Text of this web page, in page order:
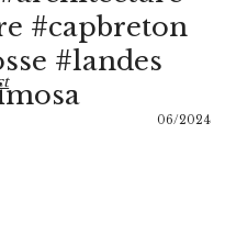
#capbreton
#landes
06/2024